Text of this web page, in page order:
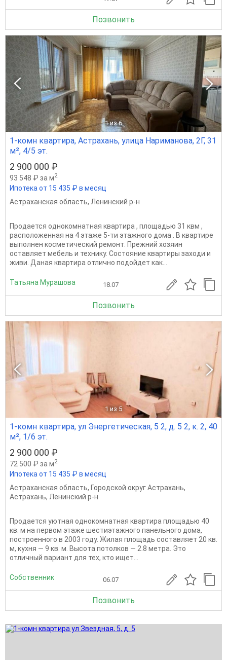
Позвонить
1 из 6
1-комн квартира, Астрахань, улица Нариманова, 2Г, 31
м², 4/5 эт.
2 900 000 ₽
93 548 ₽ за м2
Ипотека от 15 435 ₽ в месяц
Астраханская область, Ленинский р-н
Продается однокомнатная квартира , площадью 31 квм ,
расположенная на 4 этаже 5-ти этажного дома . В квартире
выполнен косметический ремонт. Прежний хозяин
оставляет мебель и технику. Состояние квартиры заходи и
живи. Даная квартира отлично подойдет как...
Татьяна Мурашова 18.07
Позвонить
1 из 5
1-комн квартира, ул Энергетическая, 5 2, д. 5 2, к. 2, 40
м², 1/6 эт.
2 900 000 ₽
72 500 ₽ за м2
Ипотека от 15 435 ₽ в месяц
Астраханская область, Городской округ Астрахань,
Астрахань, Ленинский р-н
Продается уютная однокомнатная квартира площадью 40
кв. м на первом этаже шестиэтажного панельного дома,
построенного в 2003 году. Жилая площадь составляет 20 кв.
м, кухня — 9 кв. м. Высота потолков — 2.8 метра. Это
отличный вариант для тех, кто ищет...
Собственник 06.07
Позвонить